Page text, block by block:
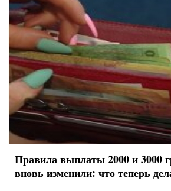
Правила выплаты 2000 и 3000
вновь изменили: что теперь